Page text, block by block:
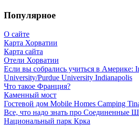
Популярное
О сайте
Карта Хорватии
Карта сайта
Отели Хорватии
Если вы собрались учиться в Америке:
University/Purdue University Indianapolis
Что такое Франция?
Каменный мост
Гостевой дом Mobile Homes Camping
Все, что надо знать про Соединенные
Национальный парк Крка